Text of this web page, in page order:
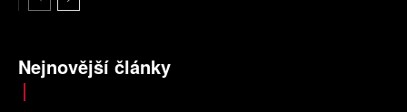
Nejnovější články